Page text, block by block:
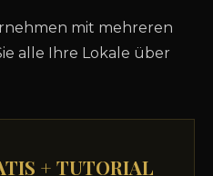
mit mehreren
alle Ihre Lokale über
+ TUTORIAL